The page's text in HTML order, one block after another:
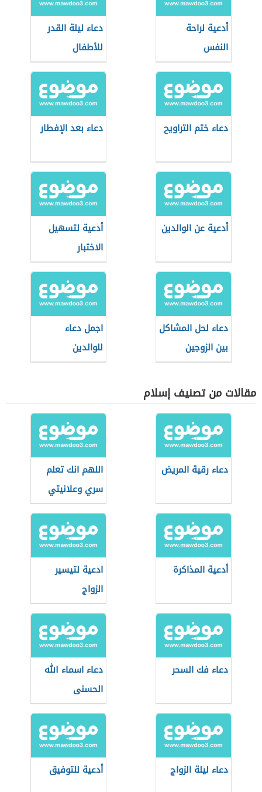
أدعية لراحة
النفس
دعاء ليلة القدر
للأطفال
دعاء ختم التراويح دعاء بعد الإفطار
أدعية عن الوالدين
أدعية لتسهيل
الاختبار
دعاء لحل المشاكل
بين الزوجين
اجمل دعاء
للوالدين
مقالات من تصنيف إسلام
دعاء رقية المريض
اللهم انك تعلم
سري وعلانيتي
أدعية المذاكرة
ادعية لتيسير
الزواج
دعاء فك السحر
دعاء اسماء الله
الحسنى
دعاء ليلة الزواج أدعية للتوفيق